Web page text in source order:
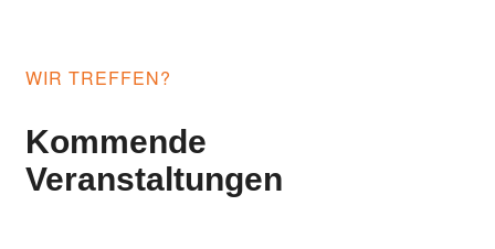
WIR TREFFEN?
Kommende
Veranstaltungen